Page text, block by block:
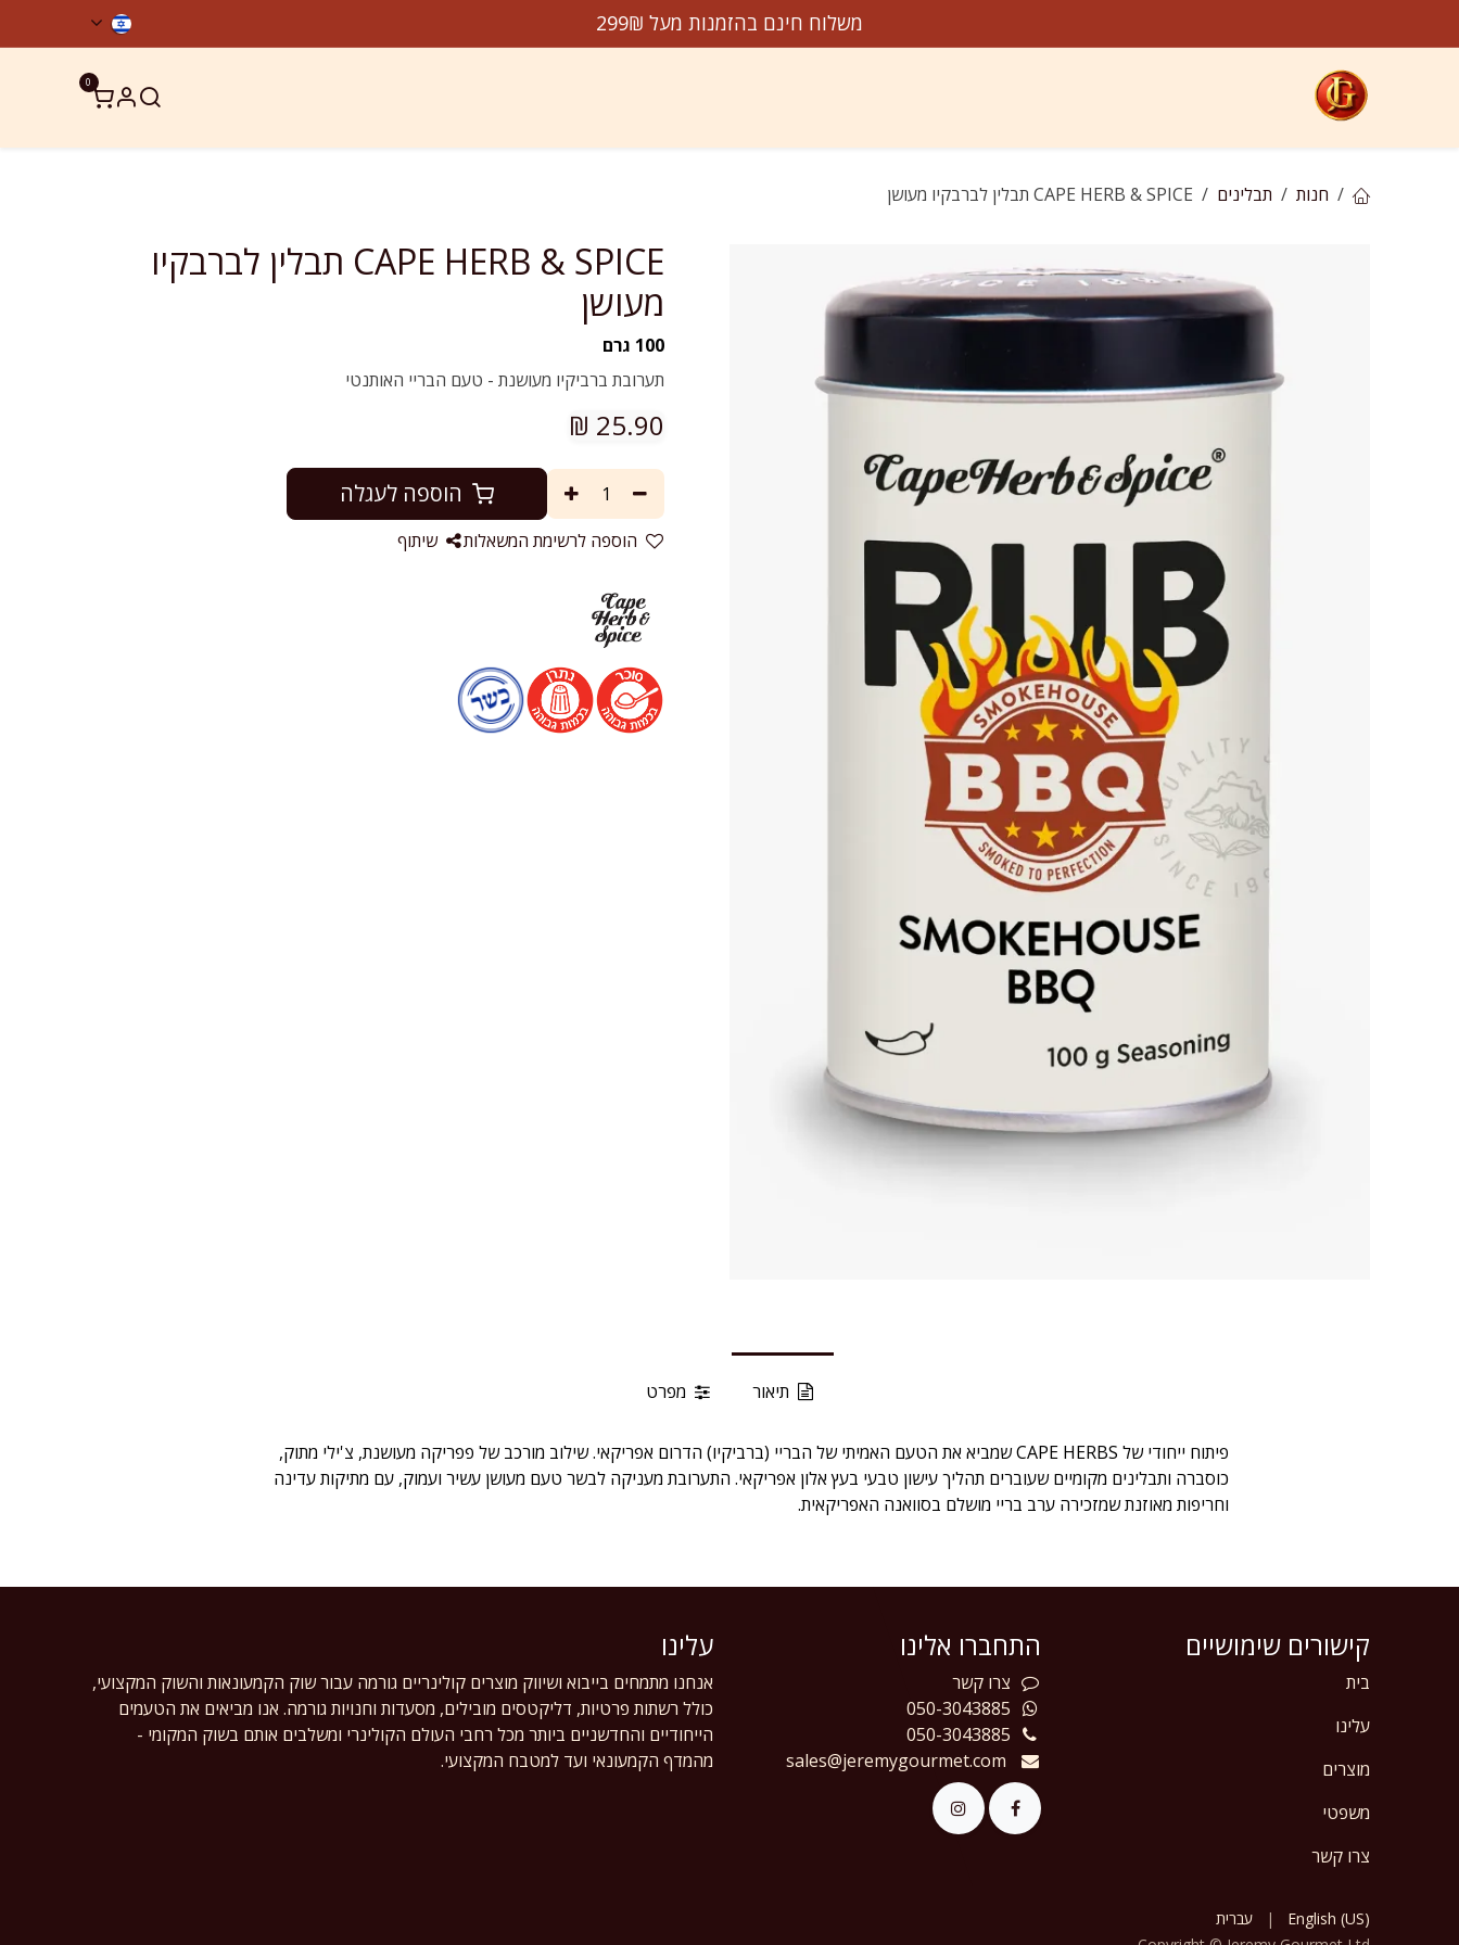
משלוח חינם בהזמנות מעל 299₪
0
חנות תבלינים CAPE HERB & SPICE תבלין לברבקיו מעושן
CAPE HERB & SPICE תבלין לברבקיו
מעושן
100 גרם
תערובת ברביקיו מעושנת - טעם הבריי האותנטי
25.90
₪
הוספה לעגלה
הוספה לרשימת המשאלות שיתוף
תיאור מפרט
פיתוח ייחודי של CAPE HERBS שמביא את הטעם האמיתי של הבריי (ברביקיו) הדרום אפריקאי. שילוב מורכב של פפריקה מעושנת, צ'ילי מתוק,
כוסברה ותבלינים מקומיים שעוברים תהליך עישון טבעי בעץ אלון אפריקאי. התערובת מעניקה לבשר טעם מעושן עשיר ועמוק, עם מתיקות עדינה
וחריפות מאוזנת שמזכירה ערב בריי מושלם בסוואנה האפריקאית.
קישורים שימושיים
בית
עלינו
מוצרים
משפטי
צרו קשר
התחברו אלינו
צרו קשר
050-3043885
050-3043885
sales@jeremygourmet.com
עלינו
אנחנו מתמחים בייבוא ושיווק מוצרים קולינריים גורמה עבור שוק הקמעונאות והשוק המקצועי,
כולל רשתות פרטיות, דליקטסים מובילים, מסעדות וחנויות גורמה. אנו מביאים את הטעמים
הייחודיים והחדשניים ביותר מכל רחבי העולם הקולינרי ומשלבים אותם בשוק המקומי -
מהמדף הקמעונאי ועד למטבח המקצועי.
English (US)
| עברית